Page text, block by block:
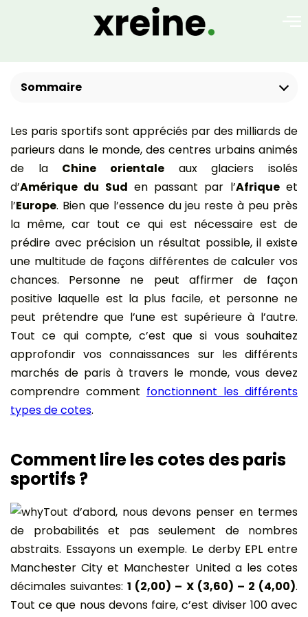
Les paris sportifs sont appréciés par des milliards de
parieurs dans le monde, des centres urbains animés
de la Chine orientale aux glaciers isolés
d’Amérique du Sud en passant par l’Afriqueet
l’Europe. Bien que l’essence du jeu reste à peu près
la même, car tout ce qui est nécessaire est de
prédire avec précision un résultat possible, il existe
une multitude de façons différentes de calculer vos
chances. Personne ne peut affirmer de façon
positive laquelle est la plus facile, et personne ne
peut prétendre que l’une est supérieure à l’autre.
Tout ce qui compte, c’est que si vous souhaitez
approfondir vos connaissances sur les différents
marchés de paris à travers le monde, vous devez
comprendre comment fonctionnent les différents
types de cotes.
Comment lire les cotes des paris
sportifs ?
Tout d’abord, nous devons penser en termes
de probabilités et pas seulement de nombres
abstraits. Essayons un exemple. Le derby EPL entre
Manchester City et Manchester United a les cotes
décimales suivantes:1 (2,00) – X (3,60) – 2 (4,00).
Tout ce que nous devons faire, c’est diviser 100 avec
Sommaire